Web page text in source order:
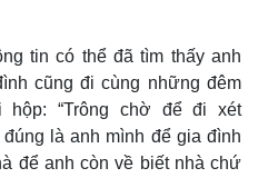
Ảnh
E-Magazine
Infographic
tin có thể đã tìm thấy anh
cũng đi cùng những đêm
hộp: “Trông chờ để đi xét
là anh mình để gia đình
để anh còn về biết nhà chứ